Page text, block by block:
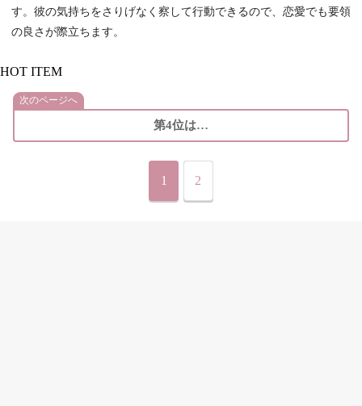
す。彼の気持ちをさりげなく察して行動できるので、恋愛でも要領
の良さが際立ちます。
HOT ITEM
次のページへ
第4位は…
1 2